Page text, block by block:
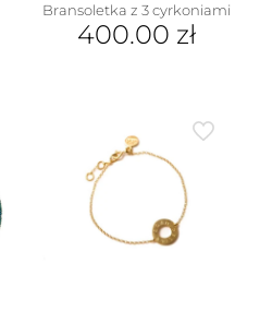
Bransoletka z 3 cyrkoniami
400.00 zł